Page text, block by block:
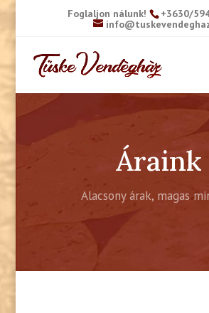
Foglaljon nálunk!
+3630/
Áraink
Alacsony árak, magas